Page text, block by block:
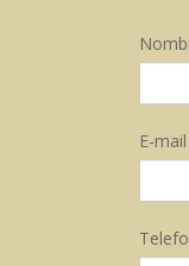
E-mail